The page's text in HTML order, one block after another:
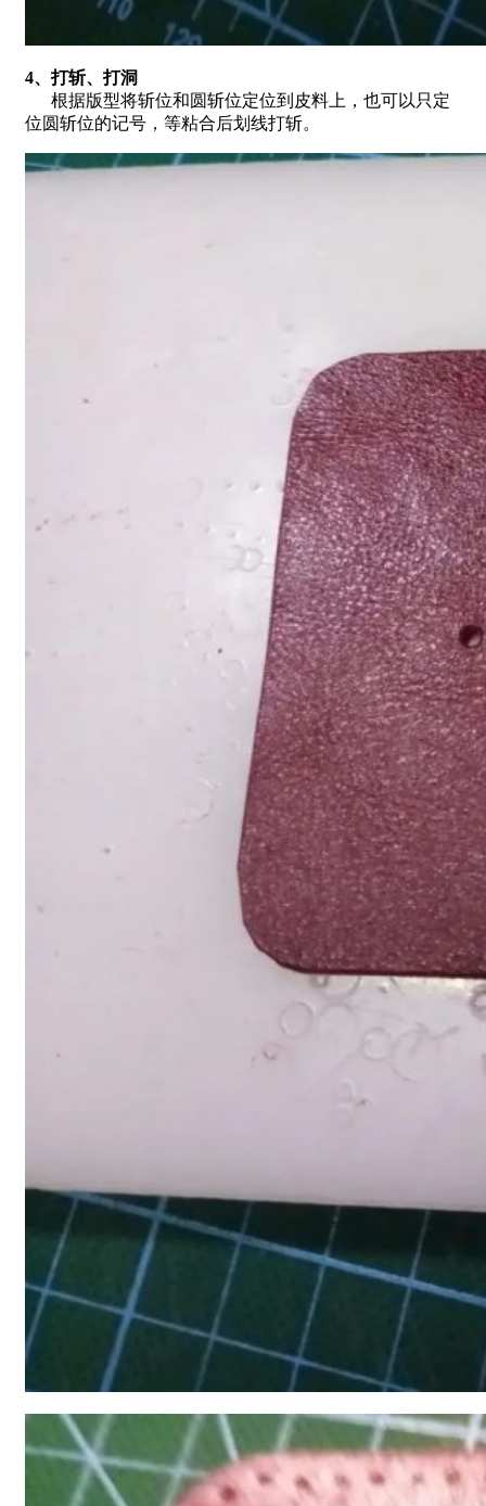
4、打斩、打洞
根据版型将斩位和圆斩位定位到皮料上，也可以只定
位圆斩位的记号，等粘合后划线打斩。